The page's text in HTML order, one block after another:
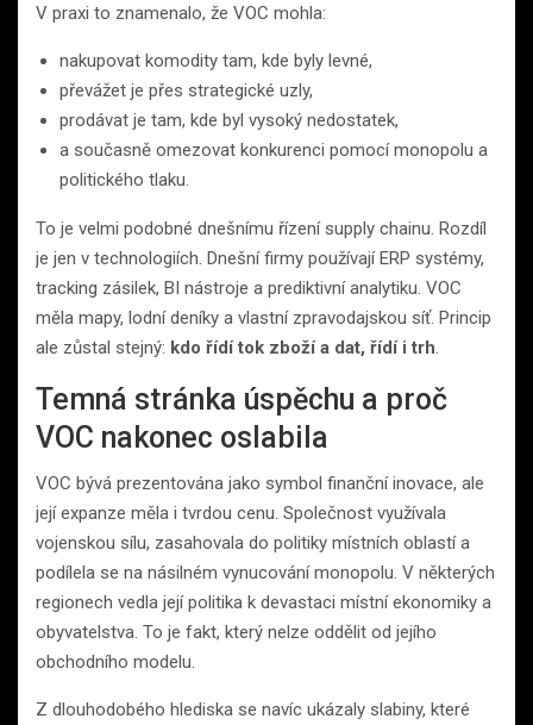
V praxi to znamenalo, že VOC mohla:
nakupovat komodity tam, kde byly levné,
převážet je přes strategické uzly,
prodávat je tam, kde byl vysoký nedostatek,
a současně omezovat konkurenci pomocí monopolu a
politického tlaku.
To je velmi podobné dnešnímu řízení supply chainu. Rozdíl
je jen v technologiích. Dnešní firmy používají ERP systémy,
tracking zásilek, BI nástroje a prediktivní analytiku. VOC
měla mapy, lodní deníky a vlastní zpravodajskou síť. Princip
ale zůstal stejný: kdo řídí tok zboží a dat, řídí i trh.
Temná stránka úspěchu a proč
VOC nakonec oslabila
VOC bývá prezentována jako symbol finanční inovace, ale
její expanze měla i tvrdou cenu. Společnost využívala
vojenskou sílu, zasahovala do politiky místních oblastí a
podílela se na násilném vynucování monopolu. V některých
regionech vedla její politika k devastaci místní ekonomiky a
obyvatelstva. To je fakt, který nelze oddělit od jejího
obchodního modelu.
Z dlouhodobého hlediska se navíc ukázaly slabiny, které